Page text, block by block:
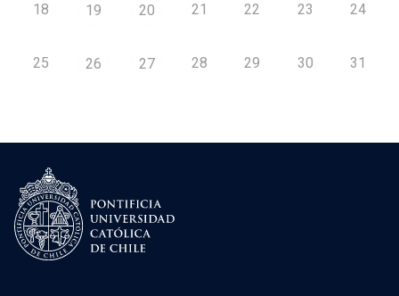
18 19 20 21 22 23 24
25 26 27 28 29 30 31